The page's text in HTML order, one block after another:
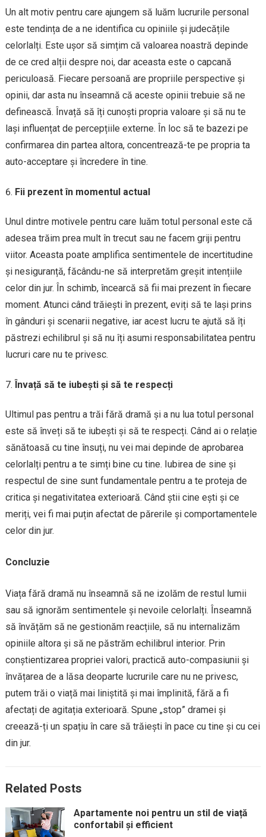
Un alt motiv pentru care ajungem să luăm lucrurile personal
este tendința de a ne identifica cu opiniile și judecățile
celorlalți. Este ușor să simțim că valoarea noastră depinde
de ce cred alții despre noi, dar aceasta este o capcană
periculoasă. Fiecare persoană are propriile perspective și
opinii, dar asta nu înseamnă că aceste opinii trebuie să ne
definească. Învață să îți cunoști propria valoare și să nu te
lași influențat de percepțiile externe. În loc să te bazezi pe
confirmarea din partea altora, concentrează-te pe propria ta
auto-acceptare și încredere în tine.
Fii prezent în momentul actual
Unul dintre motivele pentru care luăm totul personal este că
adesea trăim prea mult în trecut sau ne facem griji pentru
viitor. Aceasta poate amplifica sentimentele de incertitudine
și nesiguranță, făcându-ne să interpretăm greșit intențiile
celor din jur. În schimb, încearcă să fii mai prezent în fiecare
moment. Atunci când trăiești în prezent, eviți să te lași prins
în gânduri și scenarii negative, iar acest lucru te ajută să îți
păstrezi echilibrul și să nu îți asumi responsabilitatea pentru
lucruri care nu te privesc.
Învață să te iubești și să te respecți
Ultimul pas pentru a trăi fără dramă și a nu lua totul personal
este să înveți să te iubești și să te respecți. Când ai o relație
sănătoasă cu tine însuți, nu vei mai depinde de aprobarea
celorlalți pentru a te simți bine cu tine. Iubirea de sine și
respectul de sine sunt fundamentale pentru a te proteja de
critica și negativitatea exterioară. Când știi cine ești și ce
meriți, vei fi mai puțin afectat de părerile și comportamentele
celor din jur.
Concluzie
Viața fără dramă nu înseamnă să ne izolăm de restul lumii
sau să ignorăm sentimentele și nevoile celorlalți. Înseamnă
să învățăm să ne gestionăm reacțiile, să nu internalizăm
opiniile altora și să ne păstrăm echilibrul interior. Prin
conștientizarea propriei valori, practică auto-compasiunii și
învățarea de a lăsa deoparte lucrurile care nu ne privesc,
putem trăi o viață mai liniștită și mai împlinită, fără a fi
afectați de agitația exterioară. Spune „stop” dramei și
creează-ți un spațiu în care să trăiești în pace cu tine și cu cei
din jur.
Related Posts
Apartamente noi pentru un stil de viață
confortabil și efficient